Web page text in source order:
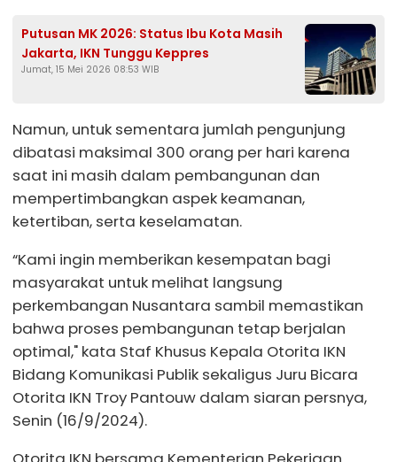
Putusan MK 2026: Status Ibu Kota Masih
Jakarta, IKN Tunggu Keppres
Jumat, 15 Mei 2026 08:53 WIB
Namun, untuk sementara jumlah pengunjung
dibatasi maksimal 300 orang per hari karena
saat ini masih dalam pembangunan dan
mempertimbangkan aspek keamanan,
ketertiban, serta keselamatan.
“Kami ingin memberikan kesempatan bagi
masyarakat untuk melihat langsung
perkembangan Nusantara sambil memastikan
bahwa proses pembangunan tetap berjalan
optimal," kata Staf Khusus Kepala Otorita IKN
Bidang Komunikasi Publik sekaligus Juru Bicara
Otorita IKN Troy Pantouw dalam siaran persnya,
Senin (16/9/2024).